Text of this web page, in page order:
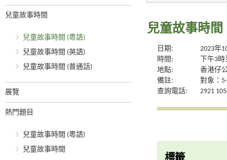
兒童故事時間
兒童故事時間 (粵語)
兒童故事時間 (英語)
兒童故事時間 (普通話)
展覽
熱門題目
兒童故事時間 (粵語)
兒童故事時間
兒童故事時間
日期:
2023年
時間:
下午3
地點:
香港仔
備註:
對象：
查詢電話:
2921